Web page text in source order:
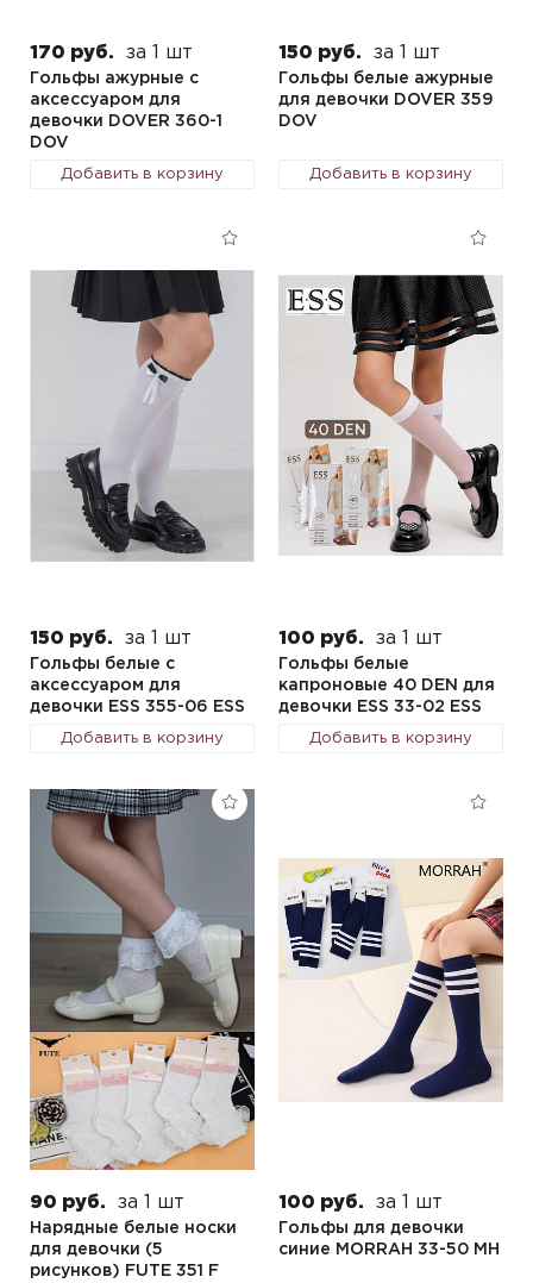
170 руб. за 1 шт
Гольфы ажурные с
аксессуаром для
девочки DOVER 360-1
DOV
Добавить в корзину
150 руб. за 1 шт
Гольфы белые ажурные
для девочки DOVER 359
DOV
Добавить в корзину
150 руб. за 1 шт
Гольфы белые с
аксессуаром для
девочки ESS 355-06 ESS
Добавить в корзину
100 руб. за 1 шт
Гольфы белые
капроновые 40 DEN для
девочки ESS 33-02 ESS
Добавить в корзину
90 руб. за 1 шт
Нарядные белые носки
для девочки (5
рисунков) FUTE 351 F
100 руб. за 1 шт
Гольфы для девочки
синие MORRAH 33-50 MH